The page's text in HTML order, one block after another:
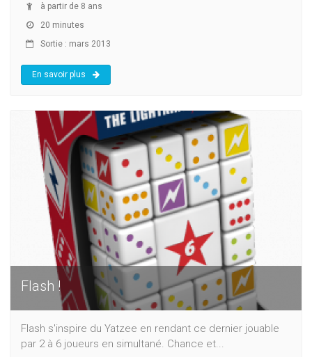
à partir de 8 ans
20 minutes
Sortie : mars 2013
En savoir plus
Flash !
Flash s'inspire du Yatzee en rendant ce dernier jouable
par 2 à 6 joueurs en simultané. Chance et...